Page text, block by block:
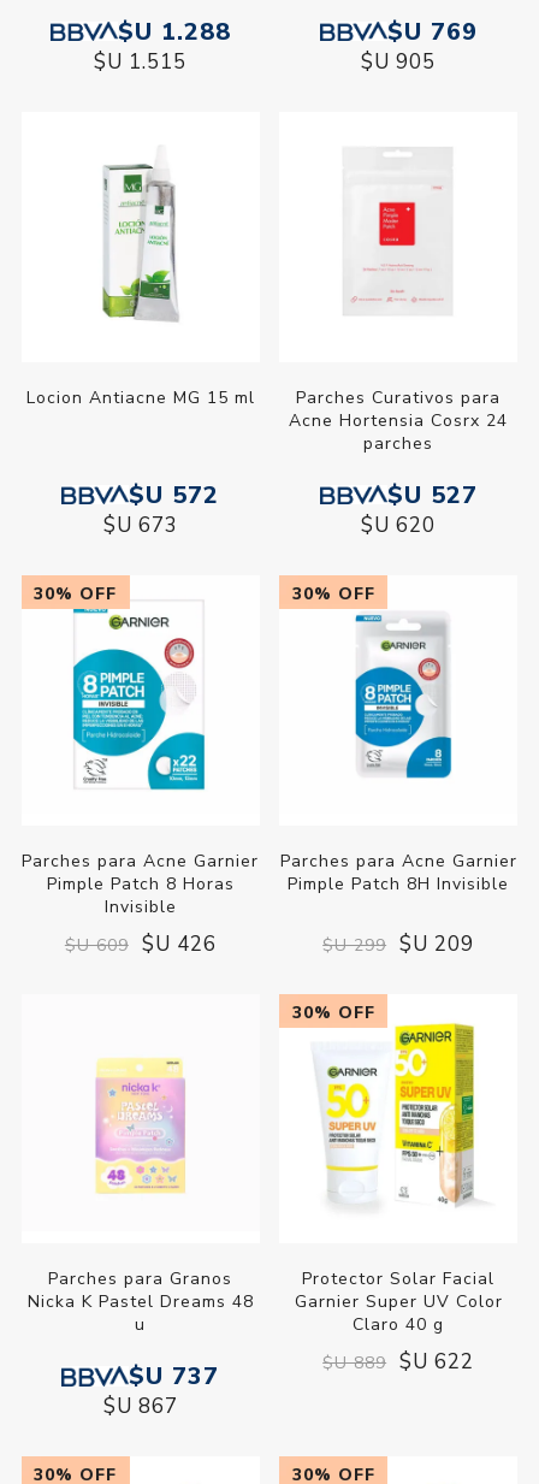
$U 1.288
$U 1.515
$U 769
$U 905
Locion Antiacne MG 15 ml
$U 572
$U 673
Parches Curativos para
Acne Hortensia Cosrx 24
parches
$U 527
$U 620
30% OFF
Parches para Acne Garnier
Pimple Patch 8 Horas
Invisible
$U 609 $U 426
30% OFF
Parches para Acne Garnier
Pimple Patch 8H Invisible
$U 299 $U 209
Parches para Granos
Nicka K Pastel Dreams 48
u
$U 737
$U 867
30% OFF
Protector Solar Facial
Garnier Super UV Color
Claro 40 g
$U 889 $U 622
30% OFF 30% OFF